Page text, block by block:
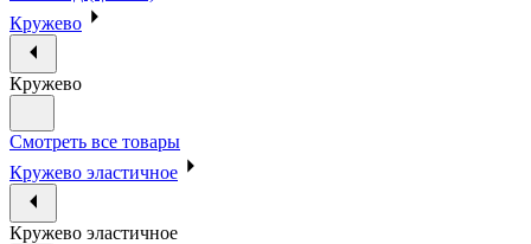
Кружево
Кружево
Смотреть все товары
Кружево эластичное
Кружево эластичное